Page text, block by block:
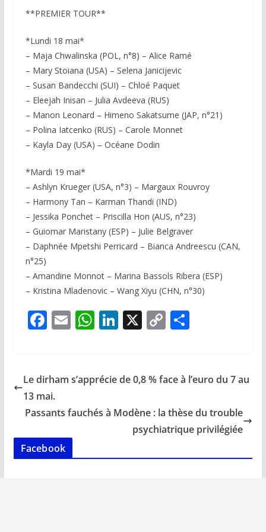
**PREMIER TOUR**
*Lundi 18 mai*
– Maja Chwalinska (POL, n°8) – Alice Ramé
– Mary Stoiana (USA) – Selena Janicijevic
– Susan Bandecchi (SUI) – Chloé Paquet
– Eleejah Inisan – Julia Avdeeva (RUS)
– Manon Leonard – Himeno Sakatsume (JAP, n°21)
– Polina Iatcenko (RUS) – Carole Monnet
– Kayla Day (USA) – Océane Dodin
*Mardi 19 mai*
– Ashlyn Krueger (USA, n°3) – Margaux Rouvroy
– Harmony Tan – Karman Thandi (IND)
– Jessika Ponchet – Priscilla Hon (AUS, n°23)
– Guiomar Maristany (ESP) – Julie Belgraver
– Daphnée Mpetshi Perricard – Bianca Andreescu (CAN,
n°25)
– Amandine Monnot – Marina Bassols Ribera (ESP)
– Kristina Mladenovic – Wang Xiyu (CHN, n°30)
F
b
o
o
k
E
l
W
s
p
Li
e
n
X C
y
n
k
P
g
Le dirham s’apprécie de 0,8 % face à l’euro du 7 au
13 mai.
Passants fauchés à Modène : la thèse du trouble
psychiatrique privilégiée
Facebook